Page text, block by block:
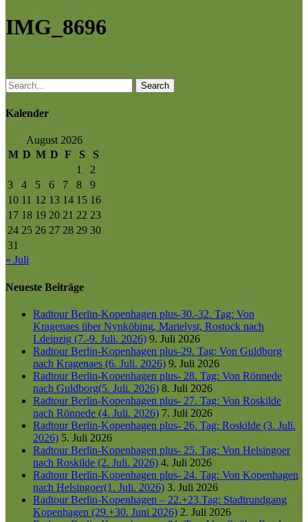
IMG_8696
Search
Kalender
August 2026
M D M D F S
S
1
2
3
4 5 6 7 8
9
10 11 12 13 14 15 16
17 18 19 20 21 22 23
24 25 26 27 28 29 30
31
« Juli
Neueste Beiträge
Radtour Berlin-Kopenhagen plus-30.-32. Tag: Von
Kragenaes über Nynköbing, Marielyst, Rostock nach
Ldeipzig (7.-9. Juli. 2026) 9. Juli 2026
Radtour Berlin-Kopenhagen plus-29. Tag: Von Guldborg
nach Kragenaes (6. Juli. 2026) 9. Juli 2026
Radtour Berlin-Kopenhagen plus- 28. Tag: Von Rönnede
nach Guldborg(5. Juli. 2026) 8. Juli 2026
Radtour Berlin-Kopenhagen plus- 27. Tag: Von Roskilde
nach Rönnede (4. Juli. 2026) 7. Juli 2026
Radtour Berlin-Kopenhagen plus- 26. Tag: Roskilde (3. Juli.
2026) 5. Juli 2026
Radtour Berlin-Kopenhagen plus- 25. Tag: Von Helsingoer
nach Roskilde (2. Juli. 2026) 4. Juli 2026
Radtour Berlin-Kopenhagen plus- 24. Tag: Von Kopenhagen
nach Helsingoer(1. Juli. 2026) 3. Juli 2026
Radtour Berlin-Kopenhagen – 22.+23.Tag: Stadtrundgang
Kopenhagen (29.+30. Juni 2026) 2. Juli 2026